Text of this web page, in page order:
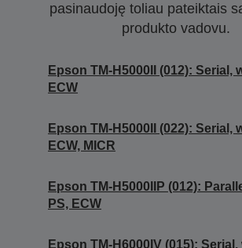
pasinaudoję toliau pateiktais
produkto vadovu.
Epson TM-H5000II (012): Serial,
ECW
Epson TM-H5000II (022): Serial,
ECW, MICR
Epson TM-H5000IIP (012):
PS, ECW
Epson TM-H6000IV (015): Serial,